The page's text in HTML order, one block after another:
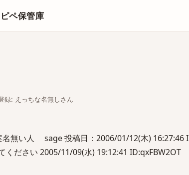
ペ保管庫
: えっちな名無しさん
名無い人 sage 投稿日：2006/01/12(木) 16:27:46
ください 2005/11/09(水) 19:12:41 ID:qxFBW2OT